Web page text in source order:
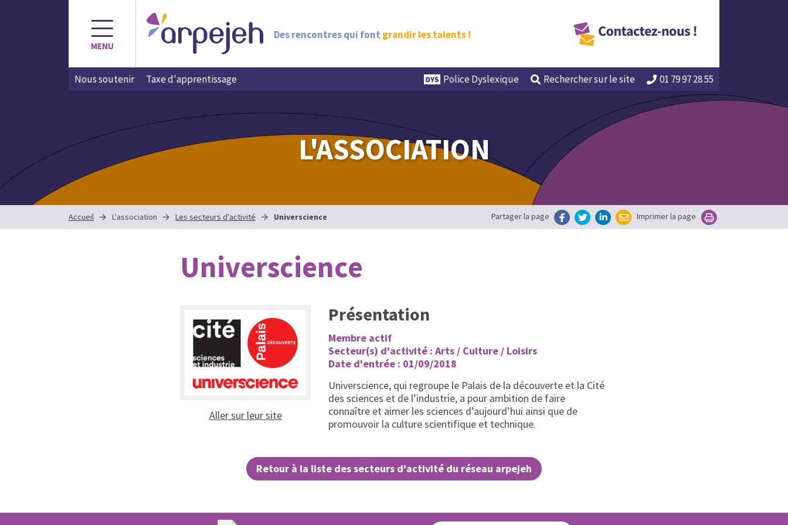
MENU
Des rencontres qui font grandir les talents !
Nous soutenir Taxe d'apprentissage Police Dyslexique Recherchersur le site 01 79 97 28 55
L'ASSOCIATION
Accueil L'association Les secteurs d'activité Universcience Partager la page Imprimer la page
Universcience
Aller sur leur site(ouvrir dans un nouvel onglet)
Présentation
Membre actif
Secteur(s) d'activité : Arts / Culture / Loisirs
Date d'entrée : 01/09/2018
Universcience, qui regroupe le Palais de la découverte et la Cité
des sciences et de l’industrie, a pour ambition de faire
connaître et aimer les sciences d’aujourd’hui ainsi que de
promouvoir la culture scientifique et technique.
Retour à la liste des secteurs d'activité du réseau arpejeh